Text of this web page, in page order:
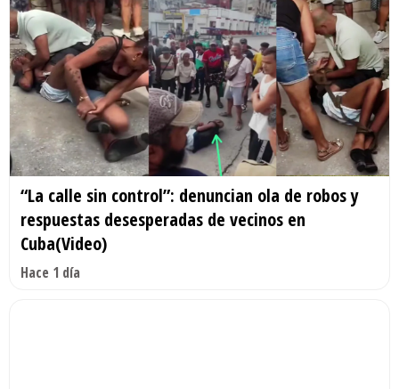
“La calle sin control”: denuncian ola de robos y
respuestas desesperadas de vecinos en
Cuba(Video)
Hace 1 día